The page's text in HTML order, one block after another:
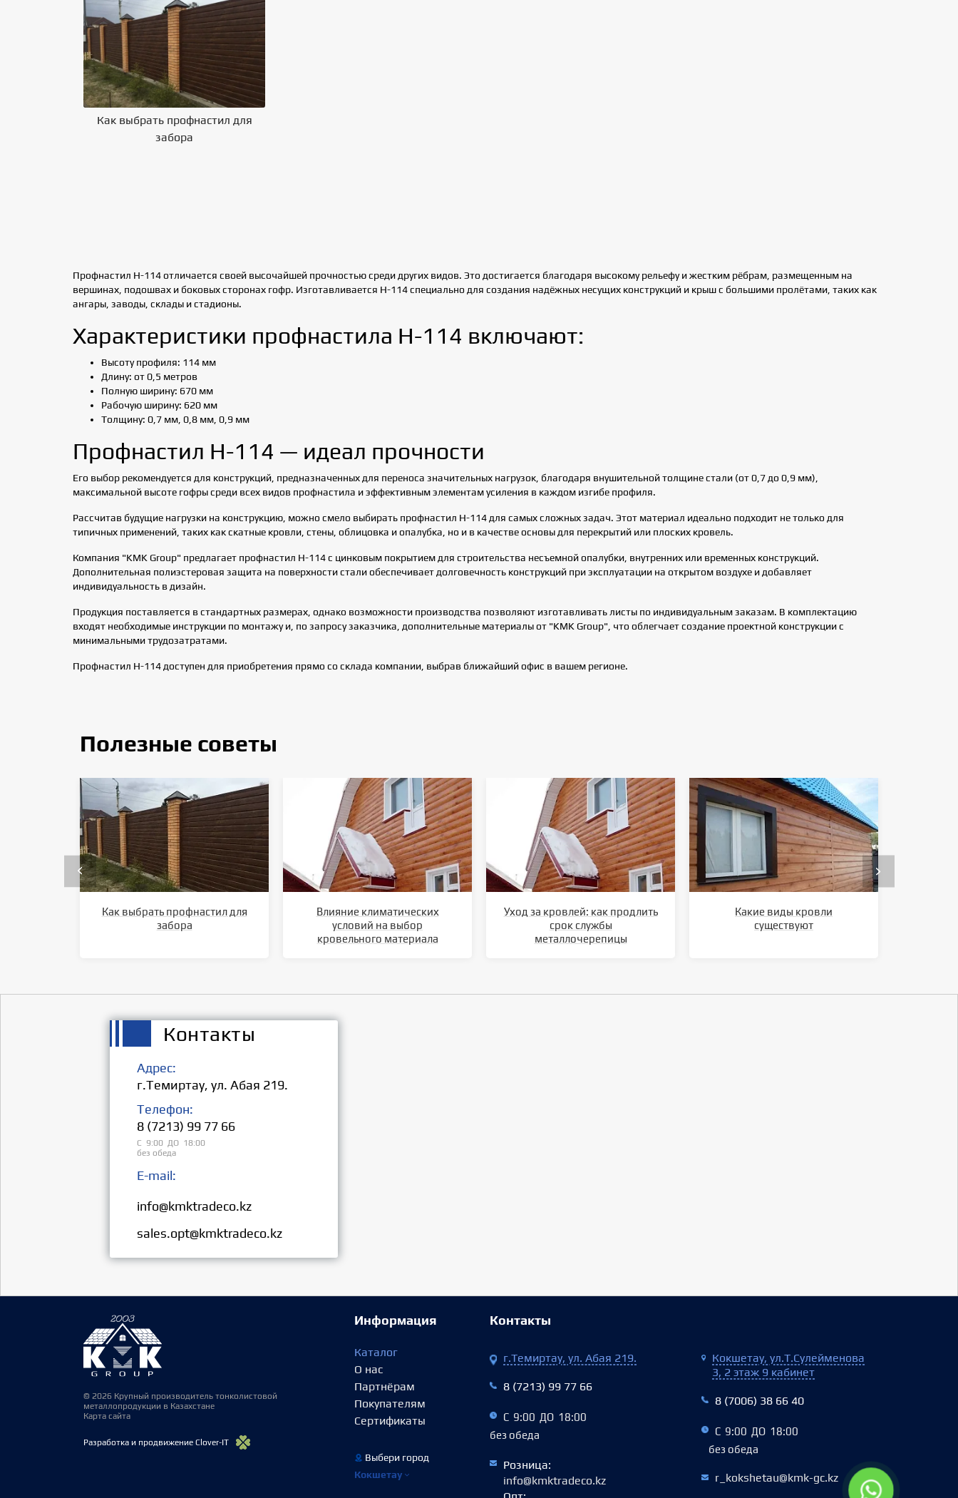
Как выбрать профнастил для
забора
Профнастил Н-114 отличается своей высочайшей прочностью среди других видов. Это достигается благодаря высокому рельефу и жестким рёбрам, размещенным на
вершинах, подошвах и боковых сторонах гофр. Изготавливается Н-114 специально для создания надёжных несущих конструкций и крыш с большими пролётами, таких как
ангары, заводы, склады и стадионы.
Характеристики профнастила Н-114 включают:
Высоту профиля: 114 мм
Длину: от 0,5 метров
Полную ширину: 670 мм
Рабочую ширину: 620 мм
Толщину: 0,7 мм, 0,8 мм, 0,9 мм
Профнастил Н-114 — идеал прочности
Его выбор рекомендуется для конструкций, предназначенных для переноса значительных нагрузок, благодаря внушительной толщине стали (от 0,7 до 0,9 мм),
максимальной высоте гофры среди всех видов профнастила и эффективным элементам усиления в каждом изгибе профиля.
Рассчитав будущие нагрузки на конструкцию, можно смело выбирать профнастил Н-114 для самых сложных задач. Этот материал идеально подходит не только для
типичных применений, таких как скатные кровли, стены, облицовка и опалубка, но и в качестве основы для перекрытий или плоских кровель.
Компания "KMK Group" предлагает профнастил Н-114 с цинковым покрытием для строительства несъемной опалубки, внутренних или временных конструкций.
Дополнительная полиэстеровая защита на поверхности стали обеспечивает долговечность конструкций при эксплуатации на открытом воздухе и добавляет
индивидуальность в дизайн.
Продукция поставляется в стандартных размерах, однако возможности производства позволяют изготавливать листы по индивидуальным заказам. В комплектацию
входят необходимые инструкции по монтажу и, по запросу заказчика, дополнительные материалы от "KMK Group", что облегчает создание проектной конструкции с
минимальными трудозатратами.
Профнастил Н-114 доступен для приобретения прямо со склада компании, выбрав ближайший офис в вашем регионе.
Полезные советы
Как выбрать профнастил для
забора
Влияние климатических
условий на выбор
кровельного материала
Уход за кровлей: как продлить
срок службы
металлочерепицы
Какие виды кровли
существуют
Контакты
Адрес:
г.Темиртау, ул. Абая 219.
Телефон:
8 (7213) 99 77 66
С 9:00 ДО 18:00
без обеда
E-mail:
info@kmktradeco.kz
sales.opt@kmktradeco.kz
© 2026 Крупный производитель тонколистовой
металлопродукции в Казахстане
Карта сайта
Разработка и продвижение Clover-IT
Информация
Каталог
О нас
Партнёрам
Покупателям
Сертификаты
Выбери город
Кокшетау
Контакты
г.Темиртау, ул. Абая 219.
8 (7213) 99 77 66
С 9:00 ДО 18:00
без обеда
Розница:
info@kmktradeco.kz
Кокшетау, ул.Т.Сулейменова
3, 2 этаж 9 кабинет
8 (7006) 38 66 40‬
С 9:00 ДО 18:00
без обеда
r_kokshetau@kmk-gc.kz